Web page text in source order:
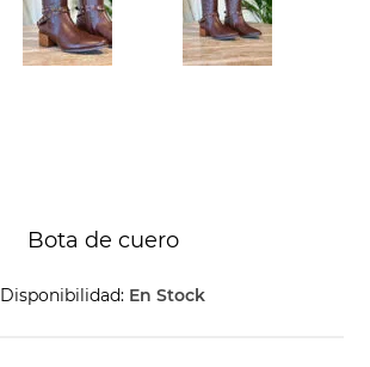
Bota de cuero
Disponibilidad: En Stock